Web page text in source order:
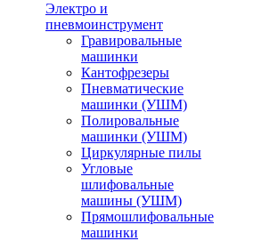
Электро и
пневмоинструмент
Гравировальные
машинки
Кантофрезеры
Пневматические
машинки (УШМ)
Полировальные
машинки (УШМ)
Циркулярные пилы
Угловые
шлифовальные
машины (УШМ)
Прямошлифовальные
машинки